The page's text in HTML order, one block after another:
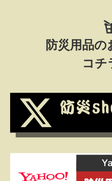
防災用品の
コチ